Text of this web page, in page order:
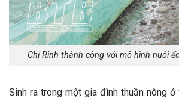
Chị Rinh thành công với mô hình nuôi
Sinh ra trong một gia đình thuần nông